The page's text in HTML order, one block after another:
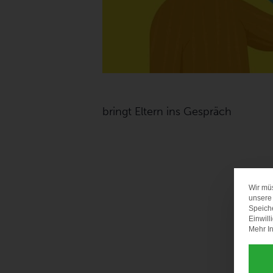
bringt Eltern ins Gespräch
Wir
unsere
Mehr